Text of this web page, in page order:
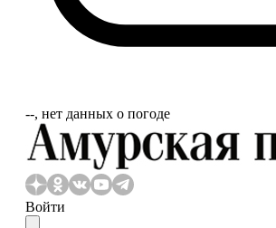
‐‐, нет данных о погоде
Войти